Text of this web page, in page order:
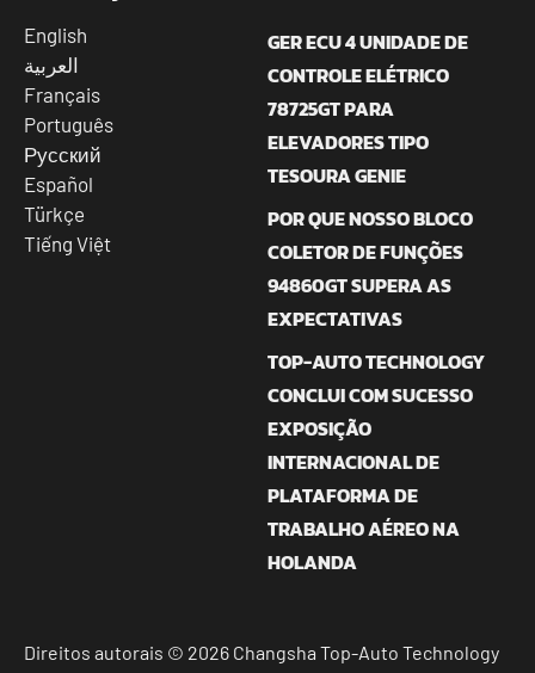
English
العربية
Français
Português
Русский
Español
Türkçe
Tiếng Việt
GER ECU 4 UNIDADE DE
CONTROLE ELÉTRICO
78725GT PARA
ELEVADORES TIPO
TESOURA GENIE
POR QUE NOSSO BLOCO
COLETOR DE FUNÇÕES
94860GT SUPERA AS
EXPECTATIVAS
TOP-AUTO TECHNOLOGY
CONCLUI COM SUCESSO
EXPOSIÇÃO
INTERNACIONAL DE
PLATAFORMA DE
TRABALHO AÉREO NA
HOLANDA
Direitos autorais © 2026 Changsha Top-Auto Technology